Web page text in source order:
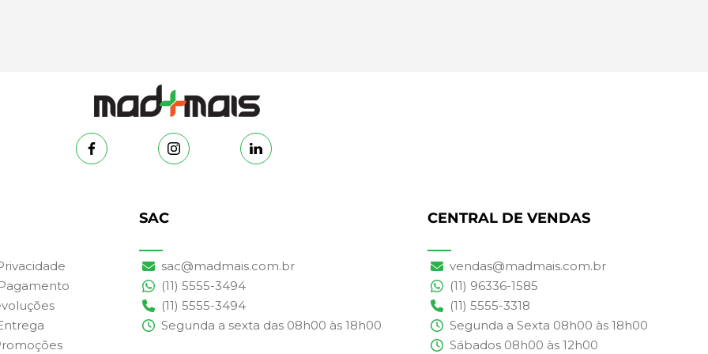
SAC
sac@madmais.com.br
(11) 5555-3494
(11) 5555-3494
Segunda a sexta das 08h00 às 18h00
CENTRAL DE VENDAS
vendas@madmais.com.br
(11) 96336-1585
(11) 5555-3318
Segunda a Sexta 08h00 às 18h00
Sábados 08h00 às 12h00